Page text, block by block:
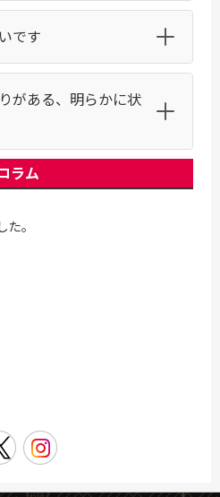
です
がある、明らかに状
ラム
。